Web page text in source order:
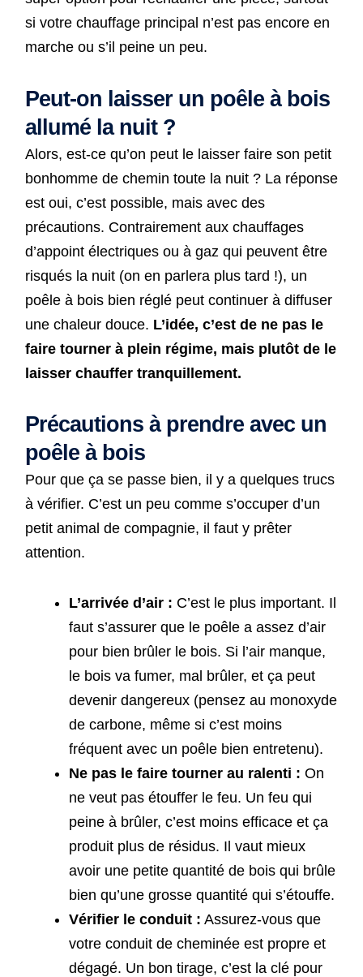
si votre chauffage principal n’est pas encore en
marche ou s’il peine un peu.
Peut-on laisser un poêle à bois
allumé la nuit ?
Alors, est-ce qu’on peut le laisser faire son petit
bonhomme de chemin toute la nuit ? La réponse
est oui, c’est possible, mais avec des
précautions. Contrairement aux chauffages
d’appoint électriques ou à gaz qui peuvent être
risqués la nuit (on en parlera plus tard !), un
poêle à bois bien réglé peut continuer à diffuser
une chaleur douce. L’idée, c’est de ne pas le
faire tourner à plein régime, mais plutôt de le
laisser chauffer tranquillement.
Précautions à prendre avec un
poêle à bois
Pour que ça se passe bien, il y a quelques trucs
à vérifier. C’est un peu comme s’occuper d’un
petit animal de compagnie, il faut y prêter
attention.
L’arrivée d’air : C’est le plus important. Il
faut s’assurer que le poêle a assez d’air
pour bien brûler le bois. Si l’air manque,
le bois va fumer, mal brûler, et ça peut
devenir dangereux (pensez au monoxyde
de carbone, même si c’est moins
fréquent avec un poêle bien entretenu).
Ne pas le faire tourner au ralenti : On
ne veut pas étouffer le feu. Un feu qui
peine à brûler, c’est moins efficace et ça
produit plus de résidus. Il vaut mieux
avoir une petite quantité de bois qui brûle
bien qu’une grosse quantité qui s’étouffe.
Vérifier le conduit : Assurez-vous que
votre conduit de cheminée est propre et
dégagé. Un bon tirage, c’est la clé pour